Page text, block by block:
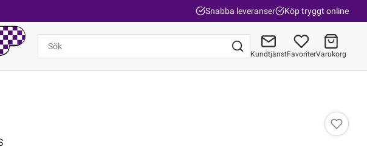
Snabba leveranser Köp tryggt online
KundtjänstFavoriterVarukorg